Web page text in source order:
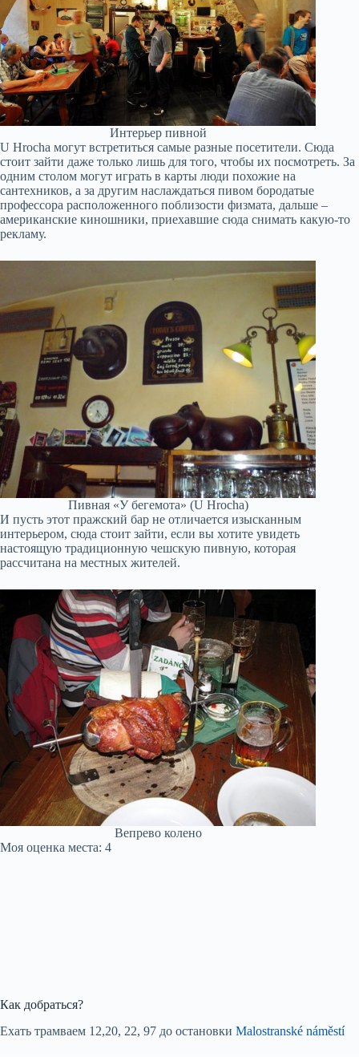
Интерьер пивной
U Hrocha могут встретиться самые разные посетители. Сюда
стоит зайти даже только лишь для того, чтобы их посмотреть. За
одним столом могут играть в карты люди похожие на
сантехников, а за другим наслаждаться пивом бородатые
профессора расположенного поблизости физмата, дальше –
американские киношники, приехавшие сюда снимать какую-то
рекламу.
Пивная «У бегемота» (U Hrocha)
И пусть этот пражский бар не отличается изысканным
интерьером, сюда стоит зайти, если вы хотите увидеть
настоящую традиционную чешскую пивную, которая
рассчитана на местных жителей.
Вепрево колено
Моя оценка места: 4
Как добраться?
Ехать трамваем 12,20, 22, 97 до остановки Malostranské náměstí‎